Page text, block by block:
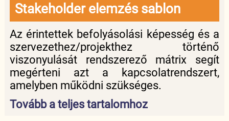
Stakeholder elemzés sablon
Az érintettek befolyásolási képesség és a
szervezethez/projekthez történő
viszonyulását rendszerező mátrix segít
megérteni azt a kapcsolatrendszert,
amelyben működni szükséges.
Tovább a teljes tartalomhoz